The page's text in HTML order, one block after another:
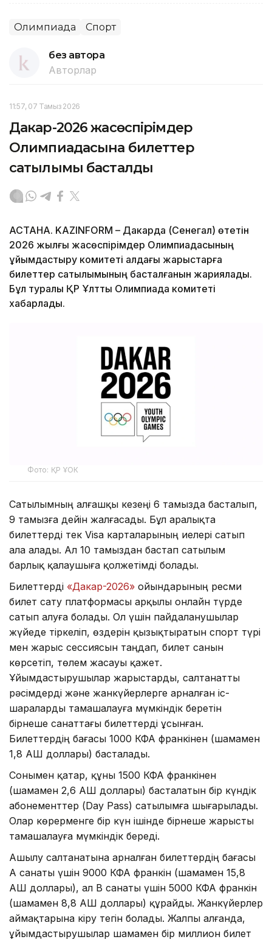
Олимпиада Спорт
без автора
Авторлар
11:57, 07 Тамыз 2026
Дакар-2026 жасөспірімдер
Олимпиадасына билеттер
сатылымы басталды
АСТАНА. KAZINFORM – Дакарда (Сенегал) өтетін
2026 жылғы жасөспірімдер Олимпиадасының
ұйымдастыру комитеті алдағы жарыстарға
билеттер сатылымының басталғанын жариялады.
Бұл туралы ҚР Ұлттық Олимпиада комитеті
хабарлады.
Фото: ҚР ҰОК
Сатылымның алғашқы кезеңі 6 тамызда басталып,
9 тамызға дейін жалғасады. Бұл аралықта
билеттерді тек Visa карталарының иелері сатып
ала алады. Ал 10 тамыздан бастап сатылым
барлық қалаушыға қолжетімді болады.
Билеттерді «Дакар-2026» ойындарының ресми
билет сату платформасы арқылы онлайн түрде
сатып алуға болады. Ол үшін пайдаланушылар
жүйеде тіркеліп, өздерін қызықтыратын спорт түрі
мен жарыс сессиясын таңдап, билет санын
көрсетіп, төлем жасауы қажет.
Ұйымдастырушылар жарыстарды, салтанатты
рәсімдерді және жанкүйерлерге арналған іс-
шараларды тамашалауға мүмкіндік беретін
бірнеше санаттағы билеттерді ұсынған.
Билеттердің бағасы 1000 КФА франкінен (шамамен
1,8 АҚШ доллары) басталады.
Сонымен қатар, құны 1500 КФА франкінен
(шамамен 2,6 АҚШ доллары) басталатын бір күндік
абонементтер (Day Pass) сатылымға шығарылады.
Олар көрерменге бір күн ішінде бірнеше жарысты
тамашалауға мүмкіндік береді.
Ашылу салтанатына арналған билеттердің бағасы
А санаты үшін 9000 КФА франкін (шамамен 15,8
АҚШ доллары), ал B санаты үшін 5000 КФА франкін
(шамамен 8,8 АҚШ доллары) құрайды. Жанкүйерлер
аймақтарына кіру тегін болады. Жалпы алғанда,
ұйымдастырушылар шамамен бір миллион билет